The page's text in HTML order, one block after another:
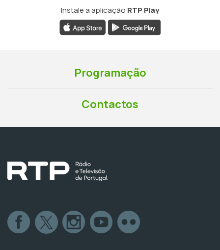
Instale a aplicação RTP Play
Programação
Contactos